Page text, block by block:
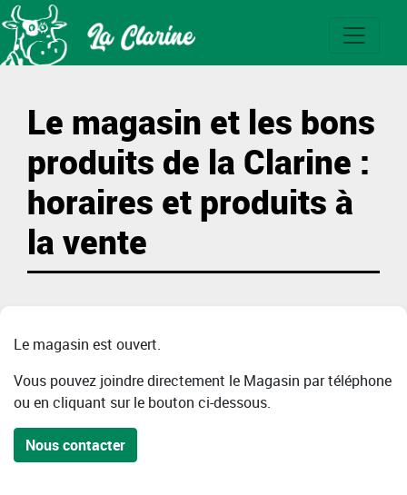
Le magasin et les bons
produits de la Clarine :
horaires et produits à
la vente
Le magasin est ouvert.
Vous pouvez joindre directement le Magasin par téléphone
ou en cliquant sur le bouton ci-dessous.
Nous contacter